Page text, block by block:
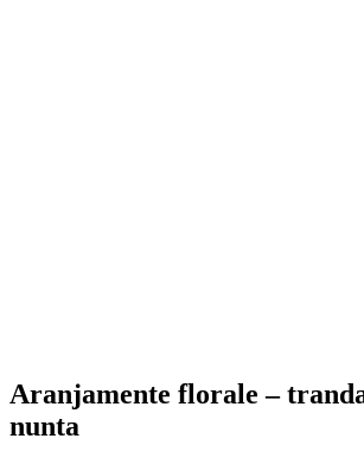
Aranjamente florale –
nunta